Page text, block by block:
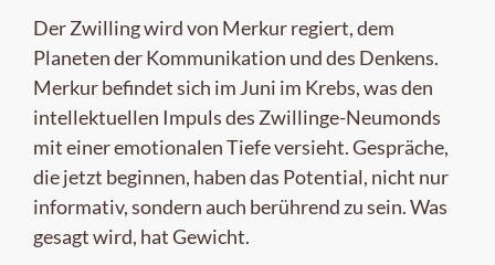
Der Zwilling wird von Merkur regiert, dem
Planeten der Kommunikation und des Denkens.
Merkur befindet sich im Juni im Krebs, was den
intellektuellen Impuls des Zwillinge-Neumonds
mit einer emotionalen Tiefe versieht. Gespräche,
die jetzt beginnen, haben das Potential, nicht nur
informativ, sondern auch berührend zu sein. Was
gesagt wird, hat Gewicht.